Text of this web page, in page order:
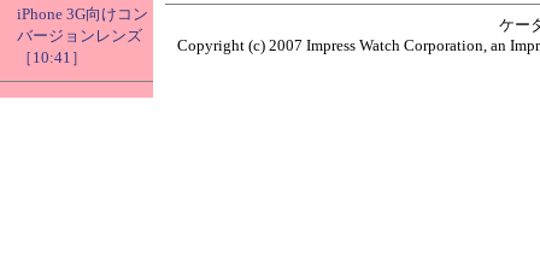
iPhone 3G向けコン
バージョンレンズ
［10:41］
ケー
Copyright (c) 2007 Impress Watch Corporation, an